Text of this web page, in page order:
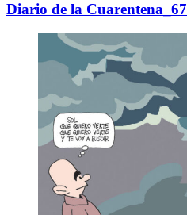
Diario de la Cuarentena_67